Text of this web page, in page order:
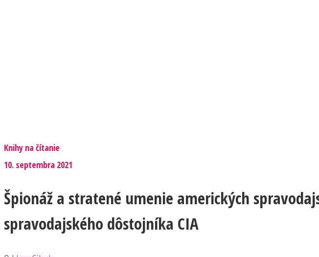
Knihy na čítanie
10. septembra 2021
Špionáž a stratené umenie amerických
spravodajského dôstojníka CIA